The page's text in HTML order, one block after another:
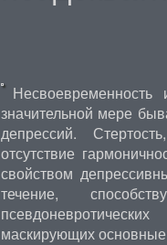
значительной мере
депрессий.
отсутствие
свойством
течение,
маскирующих